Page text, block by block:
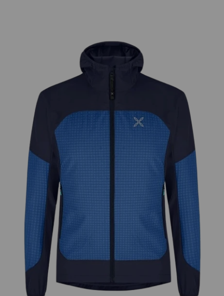
IR DIRECTAMENTE A LA INFORMACIÓN DEL PRODUCTO